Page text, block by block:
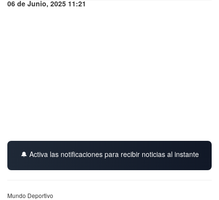
06 de Junio, 2025 11:21
🔔 Activa las notificaciones para recibir noticias al instante
Mundo Deportivo